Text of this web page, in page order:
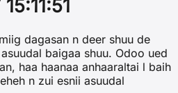
dagasan n deer shuu de
baigaa shuu. Odoo ued
haa haanaa anhaaraltai l baih
n zui esnii asuudal